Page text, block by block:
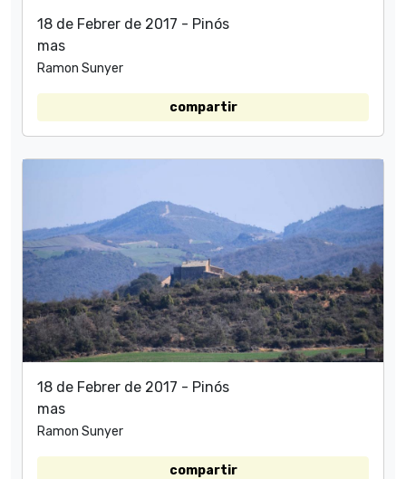
18 de Febrer de 2017 - Pinós
mas
Ramon Sunyer
compartir
18 de Febrer de 2017 - Pinós
mas
Ramon Sunyer
compartir